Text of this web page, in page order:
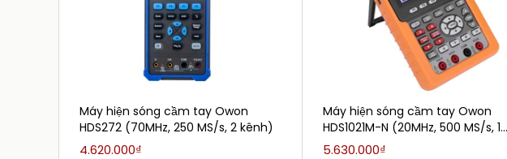
Máy hiện sóng cầm tay Owon
HDS272 (70MHz, 250 MS/s, 2 kênh)
4.620.000₫
Máy hiện sóng cầm tay Owon
HDS1021M-N (20MHz, 500 MS/s, 1
kênh)
5.630.000₫